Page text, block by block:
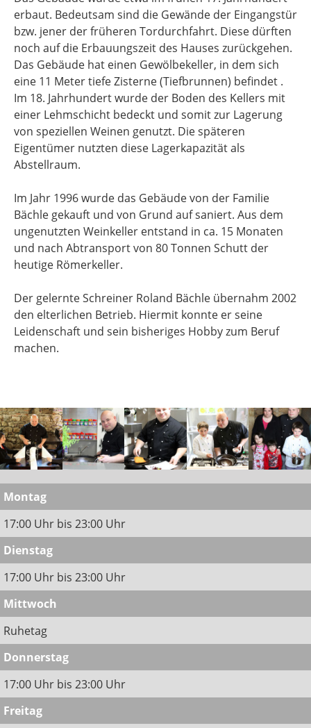
erbaut. Bedeutsam sind die Gewände der Eingangstür
bzw. jener der früheren Tordurchfahrt. Diese dürften
noch auf die Erbauungszeit des Hauses zurückgehen.
Das Gebäude hat einen Gewölbekeller, in dem sich
eine 11 Meter tiefe Zisterne (Tiefbrunnen) befindet .
Im 18. Jahrhundert wurde der Boden des Kellers mit
einer Lehmschicht bedeckt und somit zur Lagerung
von speziellen Weinen genutzt. Die späteren
Eigentümer nutzten diese Lagerkapazität als
Abstellraum.
Im Jahr 1996 wurde das Gebäude von der Familie
Bächle gekauft und von Grund auf saniert. Aus dem
ungenutzten Weinkeller entstand in ca. 15 Monaten
und nach Abtransport von 80 Tonnen Schutt der
heutige Römerkeller.
Der gelernte Schreiner Roland Bächle übernahm 2002
den elterlichen Betrieb. Hiermit konnte er seine
Leidenschaft und sein bisheriges Hobby zum Beruf
machen.
Montag
17:00 Uhr bis 23:00 Uhr
Dienstag
17:00 Uhr bis 23:00 Uhr
Mittwoch
Ruhetag
Donnerstag
17:00 Uhr bis 23:00 Uhr
Freitag